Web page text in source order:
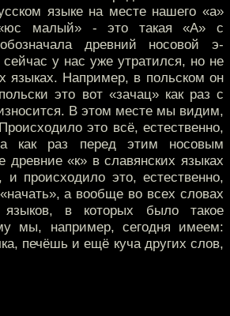
языке на месте нашего «а»
«юс малый» - это такая «А» с
древний носовой э-
у нас уже утратился, но не
языках. Например, в польском он
это вот «зачац» как раз с
В этом месте мы видим,
это всё, естественно,
как раз перед этим носовым
древние «к» в славянских языках
происходило это, естественно,
а вообще во всех словах
языков, в которых было такое
мы, например, сегодня имеем:
печёшь и ещё куча других слов,